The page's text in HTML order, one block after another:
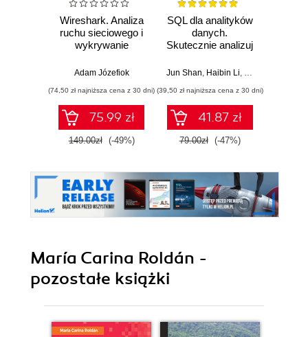
Wireshark. Analiza
ruchu sieciowego i
wykrywanie
Adam Józefiok
(74,50 zł najniższa cena z 30 dni)
75.99 zł
149.00zł (-49%)
SQL dla analityków
danych.
Skutecznie analizuj
wartościowe
zaawansowany
SQL na potrzeby
praktycznych
zastosowań.
Wydanie IV
Jun Shan, Haibin Li, Matt Goldwasser
(39,50 zł najniższa cena z 30 dni)
41.87 zł
79.00zł (-47%)
María Carina Roldán -
pozostałe książki